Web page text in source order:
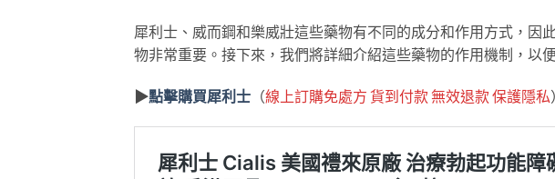
犀利士、威而鋼和樂威壯這些藥物有不同的成分和作用方式，因
物非常重要。接下來，我們將詳細介紹這些藥物的作用機制，以
▶點擊購買犀利士 （線上訂購免處方 貨到付款 無效退款 保護隱私